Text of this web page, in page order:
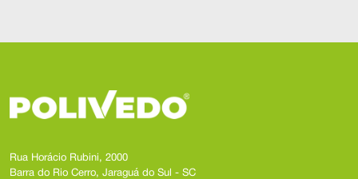
Rua Horácio Rubini, 2000
Barra do Rio Cerro, Jaraguá do Sul - SC